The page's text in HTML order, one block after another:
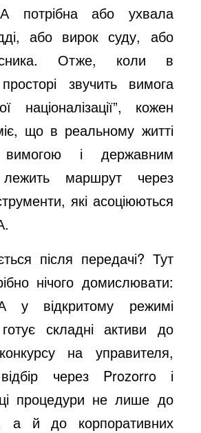
потрібна або ухвала
або вирок суду, або
Отже, коли в
звучить вимога
націоналізації”, кожен
що в реальному житті
і державним
маршрут через
які асоціюються
після передачі? Тут
нічого домислювати:
відкритому режимі
складні активи до
на управителя,
через Prozorro і
процедури не лише до
а й до корпоративних